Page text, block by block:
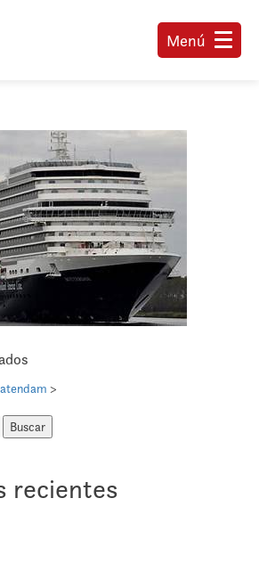
Menú
Rotteram
>
recientes